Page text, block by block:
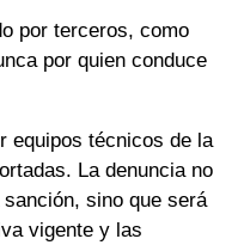
por terceros, como
por quien conduce
equipos técnicos de la
La denuncia no
sino que será
vigente y las